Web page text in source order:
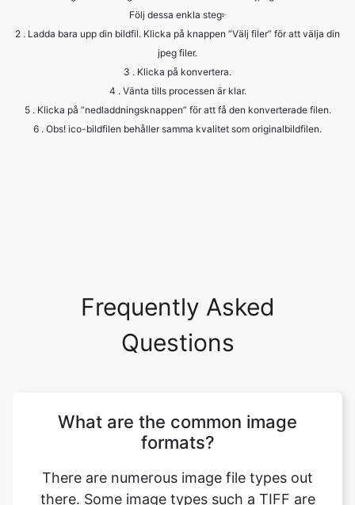
3 . Klicka på konvertera.
4 . Vänta tills processen är klar.
5 . Klicka på ”nedladdningsknappen” för att få den konverterade filen.
6 . Obs! ico-bildfilen behåller samma kvalitet som originalbildfilen.
What are the common image
there. Some image types such a TIFF are
great for printing while others, like JPG or
PNG, are best for web graphics. The most
common image file formats are JPG, TIF,